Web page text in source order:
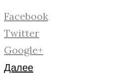
Facebook
Twitter
Google+
Далее